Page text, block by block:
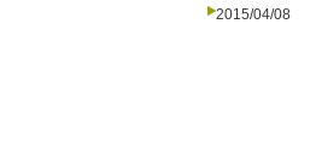
2015/04/08